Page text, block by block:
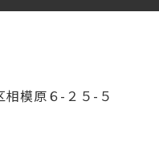
相模原６-２５-５